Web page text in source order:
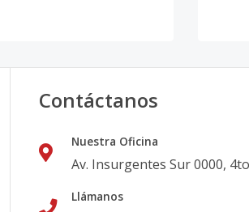
Contáctanos
Nuestra Oficina
Av. Insurgentes Sur 0000,
Llámanos